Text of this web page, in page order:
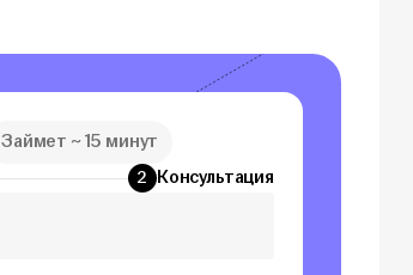
Займет ~ 15 минут
2 Консультация